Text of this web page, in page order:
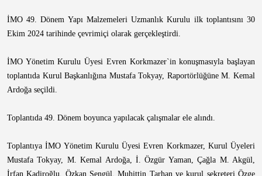
İMO 49. Dönem Yapı Malzemeleri Uzmanlık Kurulu ilk toplantısını 30
Ekim 2024 tarihinde çevrimiçi olarak gerçekleştirdi.
İMO Yönetim Kurulu Üyesi Evren Korkmazer`in konuşmasıyla başlayan
toplantıda Kurul Başkanlığına Mustafa Tokyay, Raportörlüğüne M. Kemal
Ardoğa seçildi.
Toplantıda 49. Dönem boyunca yapılacak çalışmalar ele alındı.
Toplantıya İMO Yönetim Kurulu Üyesi Evren Korkmazer, Kurul Üyeleri
Mustafa Tokyay, M. Kemal Ardoğa, İ. Özgür Yaman, Çağla M. Akgül,
İrfan Kadiroğlu, Özkan Şengül, Muhittin Tarhan ve kurul sekreteri Özge